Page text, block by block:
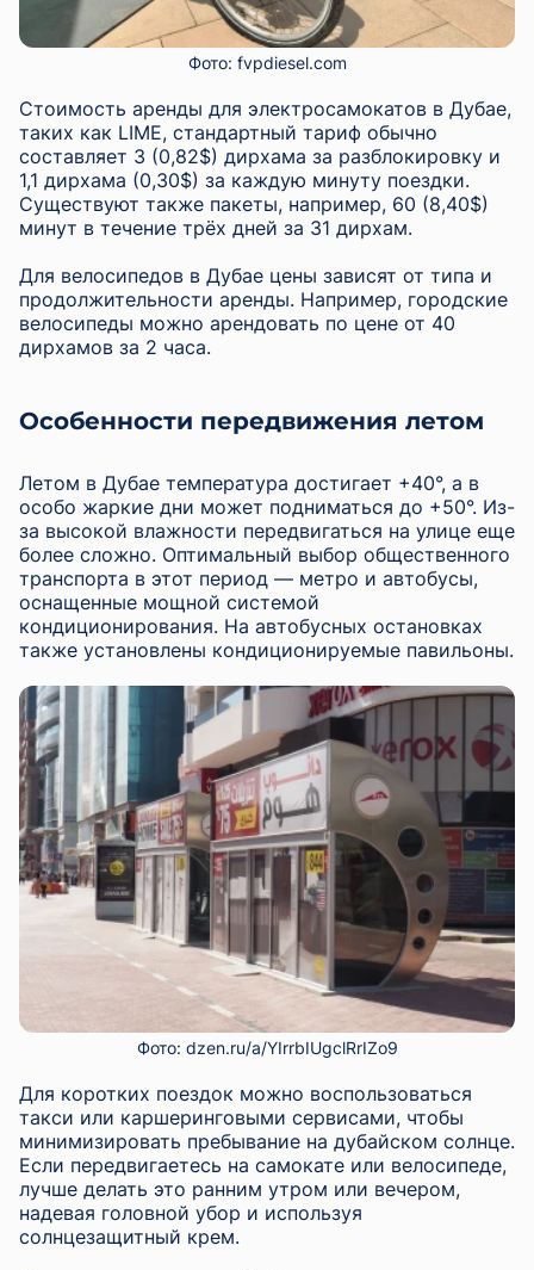
Фото: fvpdiesel.com
Стоимость аренды для электросамокатов в Дубае,
таких как LIME, стандартный тариф обычно
составляет 3 (0,82$) дирхама за разблокировку и
1,1 дирхама (0,30$) за каждую минуту поездки.
Существуют также пакеты, например, 60 (8,40$)
минут в течение трёх дней за 31 дирхам.
Для велосипедов в Дубае цены зависят от типа и
продолжительности аренды. Например, городские
велосипеды можно арендовать по цене от 40
дирхамов за 2 часа.
Особенности передвижения летом
Летом в Дубае температура достигает +40°, а в
особо жаркие дни может подниматься до +50°. Из-
за высокой влажности передвигаться на улице еще
более сложно. Оптимальный выбор общественного
транспорта в этот период — метро и автобусы,
оснащенные мощной системой
кондиционирования. На автобусных остановках
также установлены кондиционируемые павильоны.
Фото: dzen.ru/a/YIrrbIUgclRrIZo9
Для коротких поездок можно воспользоваться
такси или каршеринговыми сервисами, чтобы
минимизировать пребывание на дубайском солнце.
Если передвигаетесь на самокате или велосипеде,
лучше делать это ранним утром или вечером,
надевая головной убор и используя
солнцезащитный крем.